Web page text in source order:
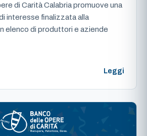
di Carità Calabria promuove una
interesse finalizzata alla
elenco di produttori e aziende
Leggi